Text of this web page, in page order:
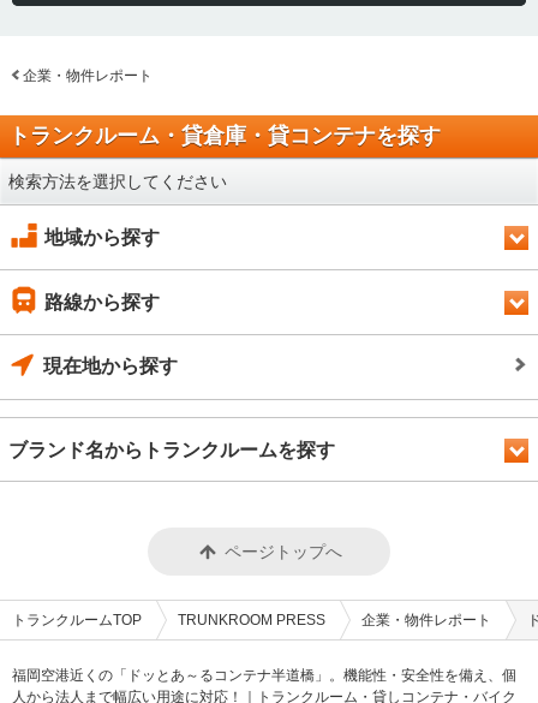
企業・物件レポート
トランクルーム・貸倉庫・貸コンテナを探す
検索方法を選択してください
地域から探す
路線から探す
現在地から探す
ブランド名からトランクルームを探す
ページトップへ
トランクルームTOP TRUNKROOM PRESS 企業・物件レポート
福岡空港近くの「ドッとあ～るコンテナ半道橋」。機能性・安全性を備え、個
人から法人まで幅広い用途に対応！｜トランクルーム・貸しコンテナ・バイク